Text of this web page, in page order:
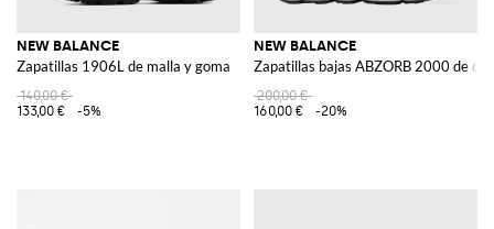
NEW BALANCE
Zapatillas 1906L de malla y goma
140,00 €
133,00 €
-5%
NEW BALANCE
Zapatillas bajas ABZORB 2000 de
200,00 €
160,00 €
-20%